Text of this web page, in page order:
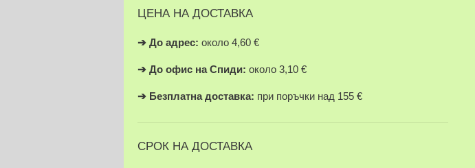
ЦЕНА НА ДОСТАВКА
➔ До адрес: около 4,60 €
➔ До офис на Спиди: около 3,10 €
➔ Безплатна доставка: при поръчки над 155 €
СРОК НА ДОСТАВКА